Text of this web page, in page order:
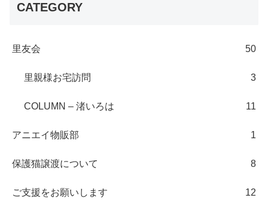
CATEGORY
里友会 50
里親様お宅訪問 3
COLUMN – 渚いろは 11
アニエイ物販部 1
保護猫譲渡について 8
ご支援をお願いします 12